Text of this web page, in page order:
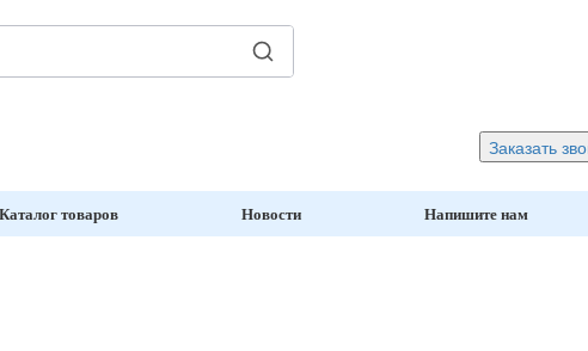
Заказать
Каталог товаров Новости Напишите нам